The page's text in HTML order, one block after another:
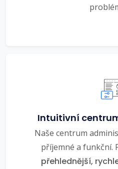
Intuitivní
Naše centrum
příjemné a funkční.
přehlednější,